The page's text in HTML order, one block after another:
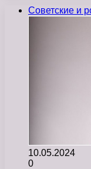
Советские и
10.05.2024
0